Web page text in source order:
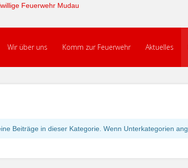
Wir über uns Komm zur Feuerwehr Aktuelles
Beiträge in dieser Kategorie. Wenn Unterkategorien